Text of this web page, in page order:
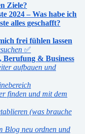
Ziele?
2024 – Was habe ich
alles geschafft?
frei fühlen lassen
✅
& Business
aufbauen und
finden und mit dem
(was brauche
Blog neu ordnen und